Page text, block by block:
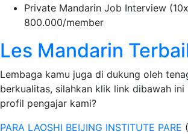
Private Mandarin Job Interview
800.000/member
Les Mandarin
Lembaga kamu juga di dukung oleh
berkualitas, silahkan klik link dibawah ini
profil pengajar kami?
PARA LAOSHI BEIJING INSTITUTE PARE